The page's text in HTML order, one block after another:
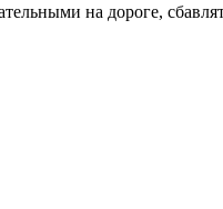
на дороге,